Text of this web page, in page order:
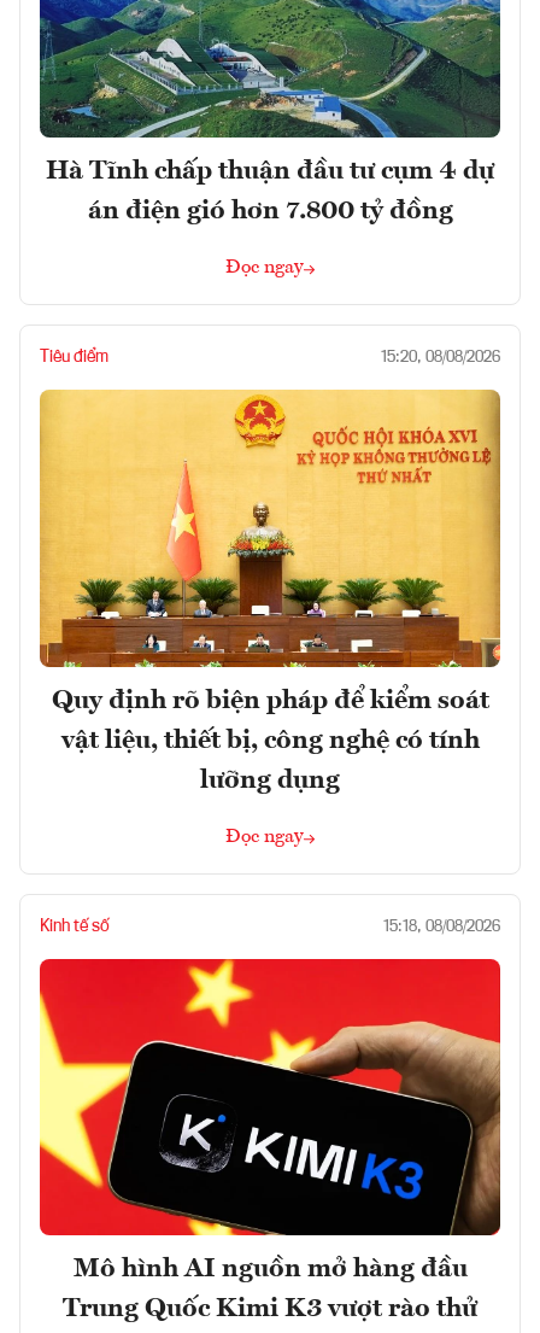
Hà Tĩnh chấp thuận đầu tư cụm 4 dự
án điện gió hơn 7.800 tỷ đồng
Đọc ngay
Tiêu điểm 15:20, 08/08/2026
Quy định rõ biện pháp để kiểm soát
vật liệu, thiết bị, công nghệ có tính
lưỡng dụng
Đọc ngay
Kinh tế số 15:18, 08/08/2026
Mô hình AI nguồn mở hàng đầu
Trung Quốc Kimi K3 vượt rào thử